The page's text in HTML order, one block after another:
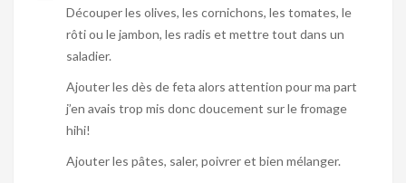
Découper les olives, les cornichons, les tomates, le
rôti ou le jambon, les radis et mettre tout dans un
saladier.
Ajouter les dès de feta alors attention pour ma part
j’en avais trop mis donc doucement sur le fromage
hihi!
Ajouter les pâtes, saler, poivrer et bien mélanger.